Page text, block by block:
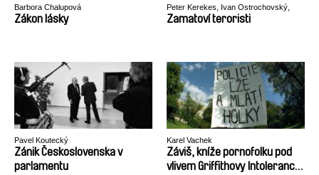
Barbora Chalupová
Zákon lásky
Peter Kerekes, Ivan Ostrochovský,
Pavol Pekarčík
Zamatoví teroristi
Pavel Koutecký
Zánik Československa v
parlamentu
Karel Vachek
Záviš, kníže pornofolku pod
vlivem Griffithovy Intolerance